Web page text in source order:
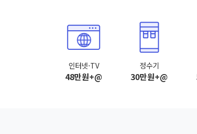
인터넷·TV
48만원+@
정수기
30만원+@